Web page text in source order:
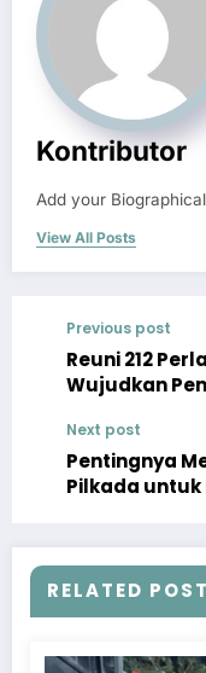
Kontributor
Add your
View All Posts
Previous post
Reuni 212
Wujudkan
Next post
Pentingnya
Pilkada
RELATED